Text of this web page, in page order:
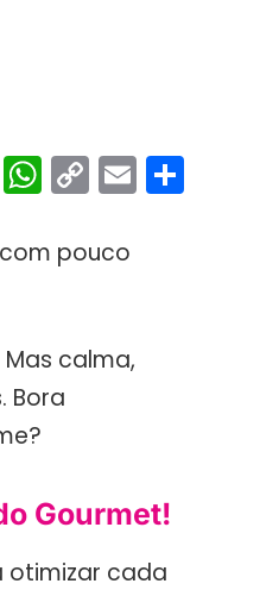
Pinterest
WhatsApp
Copy
Link
Email
pouco
calma,
Bora
Gourmet!
otimizar cada